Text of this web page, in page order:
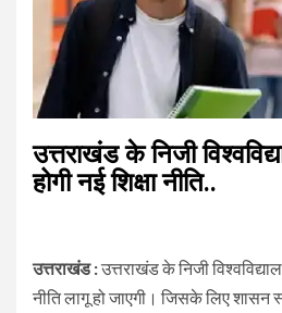
उत्तराखंड के निजी
होगी नई शिक्षा नीति..
उत्तराखंड :उत्तराखंड के निजी
नीति लागू हो जाएगी। जिसके लिए